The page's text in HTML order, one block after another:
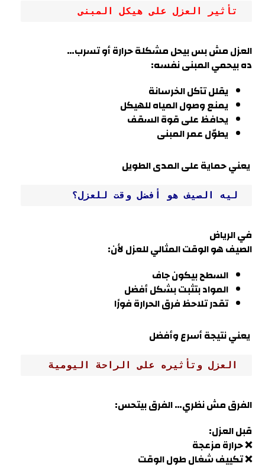
تأثير العزل على هيكل المبنى
العزل مش بس بيحل مشكلة حرارة أو تسرب…
ده بيحمي المبنى نفسه:
يقلل تآكل الخرسانة
يمنع وصول المياه للهيكل
يحافظ على قوة السقف
يطوّل عمر المبنى
يعني حماية على المدى الطويل
ليه الصيف هو أفضل وقت للعزل؟
فيالرياض
الصيف هو الوقت المثالي للعزل لأن:
السطح بيكون جاف
المواد بتثبت بشكل أفضل
تقدر تلاحظ فرق الحرارة فورًا
يعني نتيجة أسرع وأفضل
العزل وتأثيره على الراحة اليومية
الفرق مش نظري… الفرق بيتحس:
قبل العزل:
❌ حرارة مزعجة
❌ تكييف شغال طول الوقت